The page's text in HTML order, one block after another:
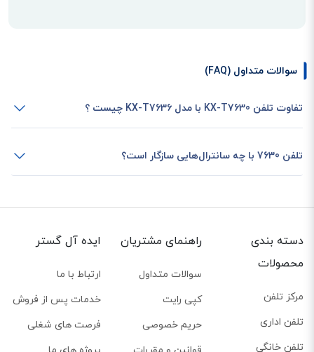
در این تلفن همان‌طور که در تصویر مشاهده می‌کنید کلیدهای زیادی وجود دارد. یکی
خطوط داخلی سازمان است. این کلیدها کهشامل 24 عدد
هستند که به صورت
دلخواه برنامه‌ریزی می‌شوند. از سوی دیگر این کلیدها کار همان کلیدهای شماره‌گیری
سریع را انجام می‌دهند. به راحتی و با زدن یک کلید به دیگر افراد شرکت وصل شوید
قابلیت DND در تلفن سانترال KX-T7630 به شما این امکان را می‌دهد تا در مواقعی
شما وصل نشود. در زمان فعال بودن DND برای فرد تماس‌گیرنده بوق مشغول بودن
پخش خواهد شد.
سوالات متداول (FAQ)
تفاوت تلفن KX-T7630 با مدل KX-T7636 چیست ؟
تلفن 7630 با چه سانترال‌هایی سازگار است؟
دسته بندی
محصولات
مرکز تلفن
تلفن اداری
تلفن خانگی
راهنمای مشتریان
سوالات متداول
کپی رایت
حریم خصوصی
ایده آل گستر
ارتباط با ما
خدمات پس از فروش
فرصت های شغلی